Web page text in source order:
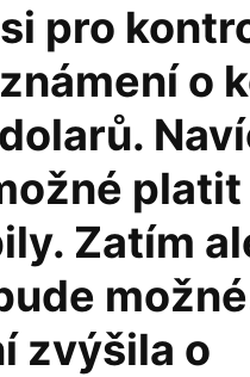
pro
o
platit
Zatím
zvýšila o